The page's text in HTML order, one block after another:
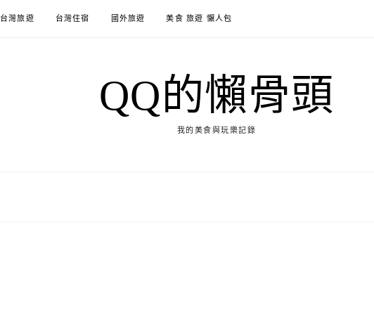
台灣旅遊 台灣住宿 國外旅遊 美食 旅遊 懶人包
QQ的懶骨頭
我的美食與玩樂記錄